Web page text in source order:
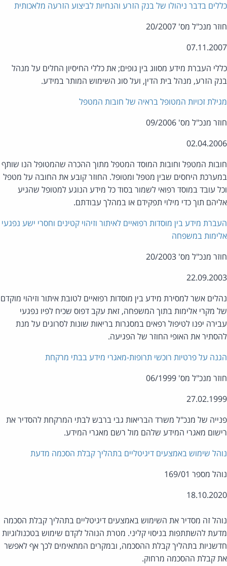
בדבר ניהולו של בנק הזרע והנחיות לביצוע הזרעה מלאכותית
מנכ"ל מס' 20/2007
העברת מידע מסווג בין גופים; את כללי החיסיון החלים על מנהל
הזרע, מנהל בית הדין, ועל סוג השימוש המותר במידע.
זכויות המטופל בראיה של חובות המטפל
מנכ"ל מס' 09/2006
המטפל וחובות המוסד המטפל מתוך ההכרה שהמטופל הנו שותף
היחסים שבין מטפל ומטופל. החוזר קובע את החובה על מטפל
עובד במוסד רפואי לשמור בסוד כל מידע הנוגע למטופל שהגיע
תוך כדי מילוי תפקידם או במהלך עבודתם.
מידע בין מוסדות רפואיים לאיתור וזיהוי קטינים וחסרי ישע נפגעי
במשפחה
מנכ"ל מס' 20/2003
אשר למסירת מידע בין מוסדות רפואיים לטובת איתור וזיהוי מוקדם
מקרי אלימות בתוך המשפחה, זאת עקב דפוס שכיח לפיו נפגעי
יפנו לטיפול רפאים במסגרות בריאות שונות לסרוגים על מנת
את האופי החוזר של הפגיעה.
על פרטיות רוכשי תרופות-מאגרי מידע בבתי מרקחת
מנכ"ל מס' 06/1999
של מנכ"ל משרד הבריאות גבי ברבש לבתי המרקחת להסדיר את
מאגרי המידע שלהם מול רשם מאגרי המידע.
שימוש באמצעים דיגיטליים בתהליך קבלת הסכמה מדעת
מספר 169/01
זה מסדיר את השימוש באמצעים דיגיטליים בתהליך קבלת הסכמה
להשתתפות בניסוי קליני. מטרת הנוהל לקדם שימוש בטכנולוגיות
בתהליך קבלת ההסכמה, ובמקרים המתאימים לכך אף לאפשר
קבלת ההסכמה מרחוק.